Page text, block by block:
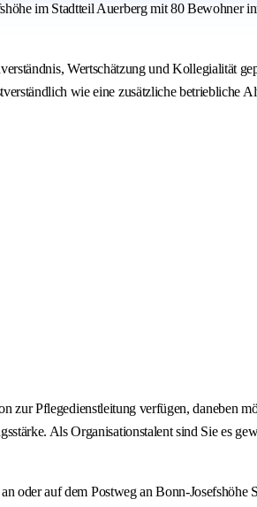
im Stadtteil Auerberg mit 80 Bewohner
Wertschätzung und Kollegialität
wie eine zusätzliche betriebliche
zur Pflegedienstleitung verfügen, daneben
Als Organisationstalent sind Sie es
oder auf dem Postweg an Bonn-Josefshöhe